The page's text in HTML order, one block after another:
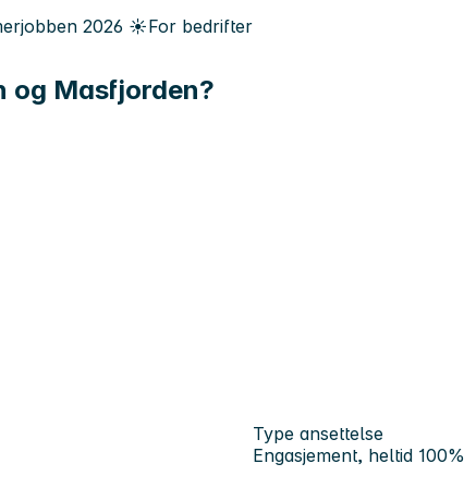
2026 ☀️For bedrifter
og Masfjorden?
Type ansettelse
Engasjement, heltid 100%